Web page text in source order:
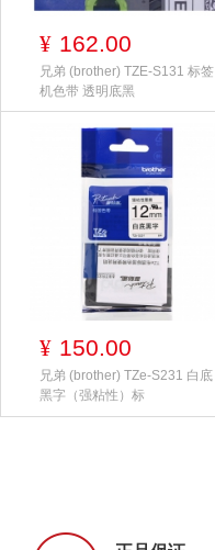
¥ 162.00
兄弟 (brother) TZE-S131 标签
机色带 透明底黑
¥ 150.00
兄弟 (brother) TZe-S231 白底
黑字（强粘性）标